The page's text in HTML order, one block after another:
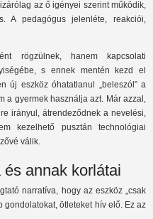
az ő igényei szerint működik,
A pedagógus jelenléte, reakciói,
rögzülnek, hanem kapcsolati
s ennek mentén kezd el
új eszköz óhatatlanul „beleszól” a
a gyermek használja azt. Már azzal,
irányul, átrendeződnek a nevelési,
kezelhető pusztán technológiai
válik.
és annak korlátai
narratíva, hogy az eszköz „csak
gondolatokat, ötleteket hív elő. Ez az